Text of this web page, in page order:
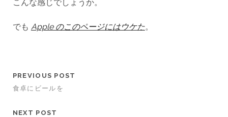
こんな感じでしょうか。
でも Apple のこのページにはウケた。
PREVIOUS POST
食卓にビールを
NEXT POST